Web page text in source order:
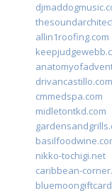
allin1roofing.com
drivancastillo.com
cmmedspa.com
midletontkd.com
nikko-tochigi.net
caribbean-